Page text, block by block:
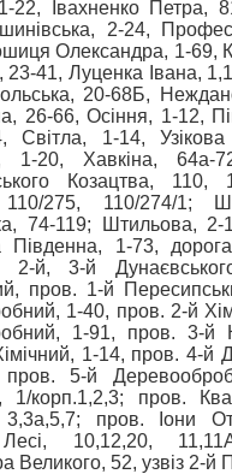
22, Івахненко Петра,
2-24,
Олександра, 1-69,
23-41, Луценка Івана,
20-68Б,
26-66, Осіння, 1-12,
Світла, 1-14, Узікова
1-20, Хавкіна, 64а-
Козацтва, 110,
275, 110/274/1;
74-119; Штильова,
Південна, 1-73,
2-й, 3-й
пров. 1-й
1-40, пров. 2-й
1-91, пров. 3-й
1-14, пров. 4-й
пров. 5-й
1/корп.1,2,3; пров.
3,3а,5,7; пров. Іони
Лесі, 10,12,20,
Великого, 52, узвіз 2-й